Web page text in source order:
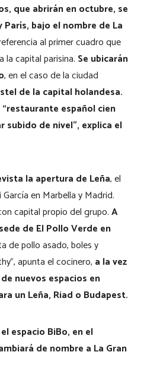
que abrirán en octubre, se
bajo el nombre de La
al primer cuadro que
la capital parisina. Se ubicarán
, en el caso de la ciudad
de la capital holandesa.
español cien
subido de nivel”, explica el
la apertura de Leña, el
en Marbella y Madrid.
capital propio del grupo.A
de El Pollo Verde en
de pollo asado, boles y
apunta el cocinero, a la vez
nuevos espacios en
un Leña, Riad o Budapest.
espacio BiBo, en el
de nombre a La Gran